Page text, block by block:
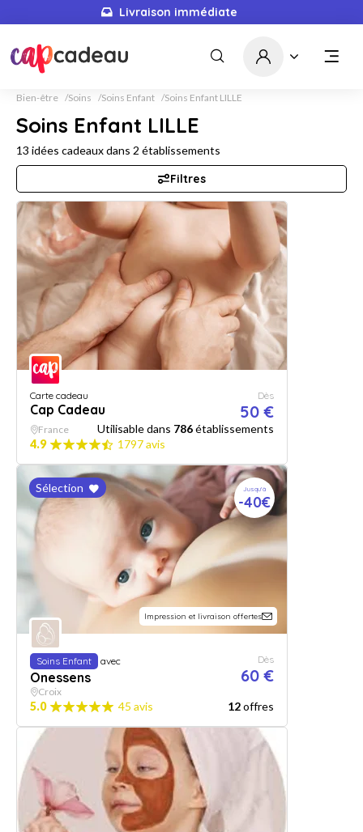
Livraison immédiate
Bien-être Soins Soins Enfant Soins Enfant LILLE
Soins Enfant LILLE
13 idées cadeaux dans 2 établissements
Filtres
Carte cadeau
Cap Cadeau
Dès
50 €
France Utilisable dans 786établissements
4.9
1797 avis
Sélection
Impression et livraison offertes
Jusqu'à
-40€
Soins Enfant avec
Onessens
Dès
60 €
Croix
5.0 45 avis 12offres